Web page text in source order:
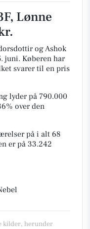
Lønne
og Ashok
juni. Køberen har
svarer til en pris
lyder på 790.000
over den
på i alt 68
er på 33.242
kilder, herunder